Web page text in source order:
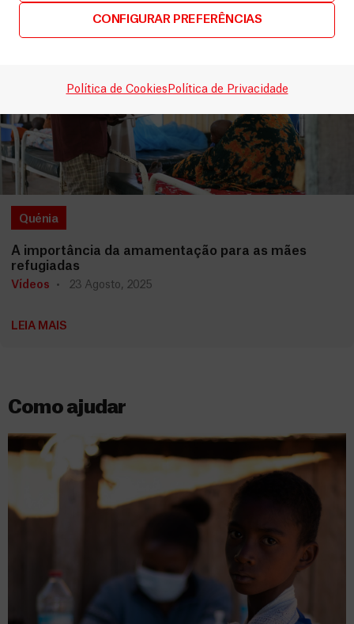
CONFIGURAR PREFERÊNCIAS
Política de Cookies Política de Privacidade
Quénia
A importância da amamentação para as mães
refugiadas
Vídeos 23 Agosto, 2025
LEIA MAIS
Como ajudar